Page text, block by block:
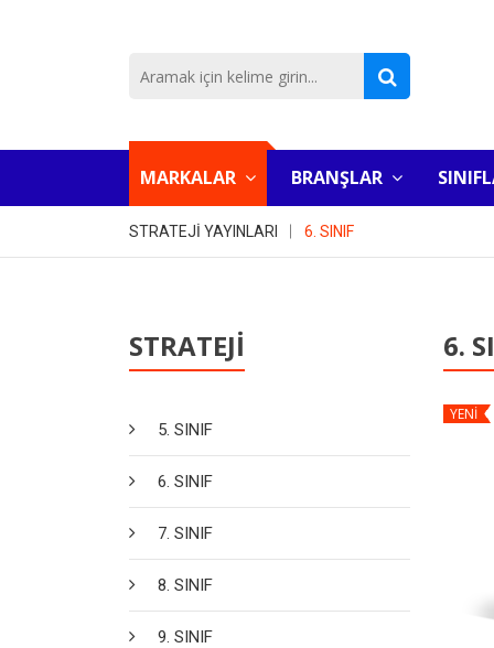
MARKALAR BRANŞLAR
STRATEJİ YAYINLARI 6. SINIF
STRATEJİ
5. SINIF
6. SINIF
7. SINIF
8. SINIF
9. SINIF
6.
YENİ